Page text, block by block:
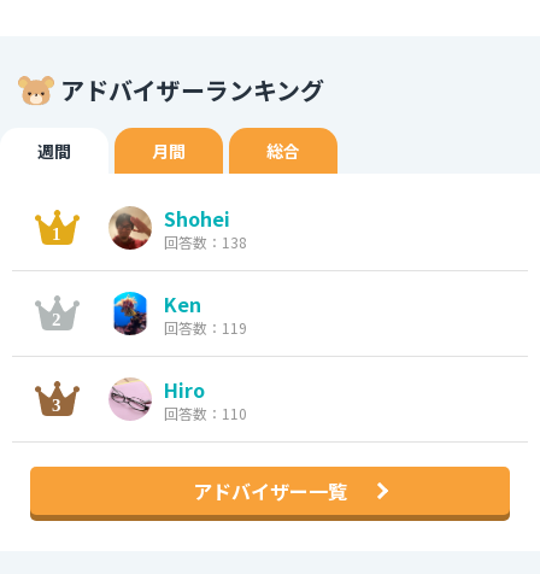
アドバイザーランキング
週間 月間 総合
Shohei
回答数：138
Ken
回答数：119
Hiro
回答数：110
アドバイザー一覧